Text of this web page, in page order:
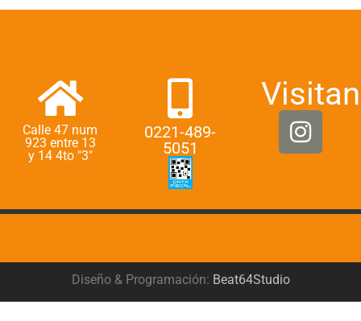
Calle 47 num
923 entre 13
y 14 4to "3"
0221-489-
5051
Diseño & Programación: Beat64Studio